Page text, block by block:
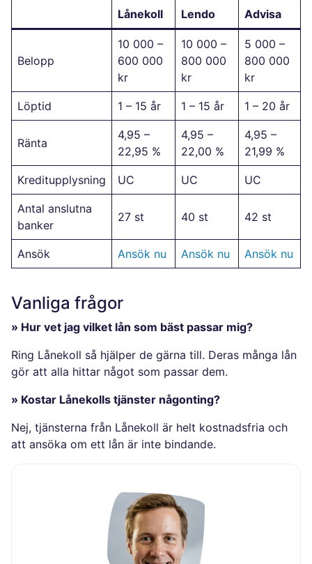
Lånekoll Lendo Advisa
Belopp
10 000 –
600 000
kr
10 000 –
800 000
kr
5 000 –
800 000
kr
Löptid 1 – 15 år 1 – 15 år 1 – 20 år
Ränta
4,95 –
22,95 %
4,95 –
22,00 %
4,95 –
21,99 %
Kreditupplysning UC UC UC
Antal anslutna
banker
27 st 40 st 42 st
Ansök Ansök nu Ansök nu Ansök nu
Vanliga frågor
» Hur vet jag vilket lån som bäst passar mig?
Ring Lånekoll så hjälper de gärna till. Deras många lån
gör att alla hittar något som passar dem.
» Kostar Lånekolls tjänster någonting?
Nej, tjänsterna från Lånekoll är helt kostnadsfria och
att ansöka om ett lån är inte bindande.